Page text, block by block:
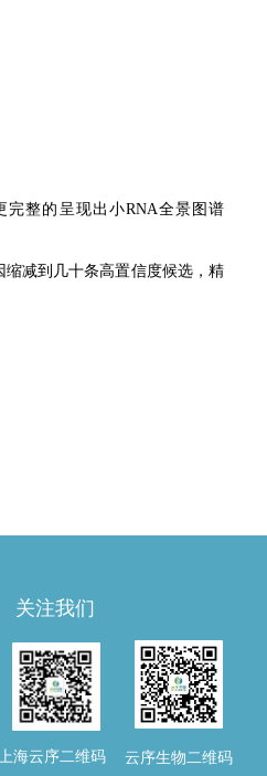
完整的呈现出小RNA全景图谱
缩减到几十条高置信度候选，精
海云序二维码 云序生物二维码
关注我们